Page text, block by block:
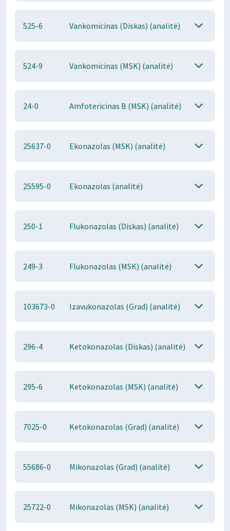
525-6 Vankomicinas (Diskas) (analitė)
524-9 Vankomicinas (MSK) (analitė)
24-0 Amfotericinas B (MSK) (analitė)
25637-0 Ekonazolas (MSK) (analitė)
25595-0 Ekonazolas (analitė)
250-1 Flukonazolas (Diskas) (analitė)
249-3 Flukonazolas (MSK) (analitė)
103673-0 Izavukonazolas (Grad) (analitė)
296-4 Ketokonazolas (Diskas) (analitė)
295-6 Ketokonazolas (MSK) (analitė)
7025-0 Ketokonazolas (Grad) (analitė)
55686-0 Mikonazolas (Grad) (analitė)
25722-0 Mikonazolas (MSK) (analitė)